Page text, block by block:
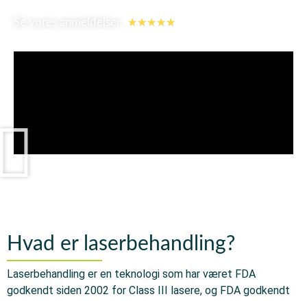
★★★★★
Hvad er laserbehandling?
Laserbehandling er en teknologi som har været FDA
godkendt siden 2002 for Class III lasere, og FDA godkendt